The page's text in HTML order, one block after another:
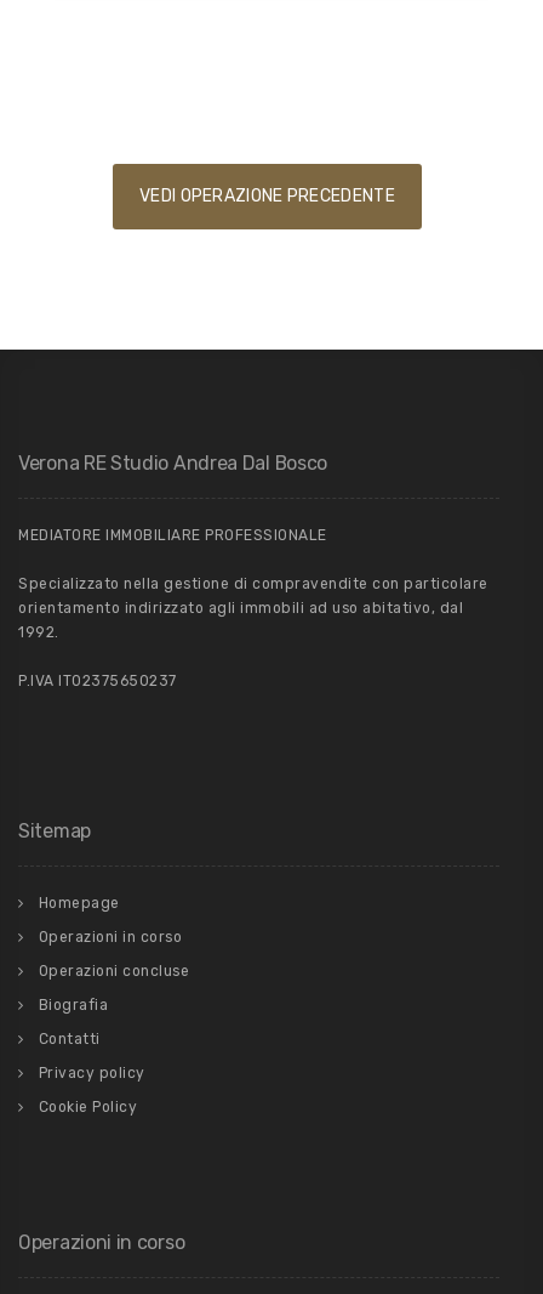
VEDI OPERAZIONE PRECEDENTE
Verona RE Studio Andrea Dal Bosco
MEDIATORE IMMOBILIARE PROFESSIONALE
Specializzato nella gestione di compravendite con particolare
orientamento indirizzato agli immobili ad uso abitativo, dal
1992.
P.IVA IT02375650237
Sitemap
Homepage
Operazioni in corso
Operazioni concluse
Biografia
Contatti
Privacy policy
Cookie Policy
Operazioni in corso